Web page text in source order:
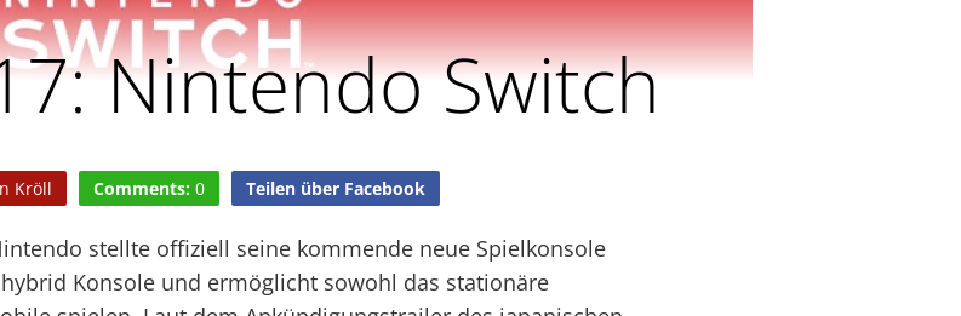
Nintendo Switch
Kröll Comments: 0 Teilen über Facebook
stellte offiziell seine kommende neue Spielkonsole
Konsole und ermöglicht sowohl das stationäre